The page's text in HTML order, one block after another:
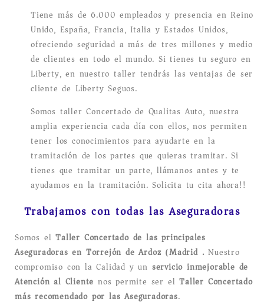
Tiene más de 6.000 empleados y presencia en Reino
Unido, España, Francia, Italia y Estados Unidos,
ofreciendo seguridad a más de tres millones y medio
de clientes en todo el mundo. Si tienes tu seguro en
Liberty, en nuestro taller tendrás las ventajas de ser
cliente de Liberty Seguos.
Somos taller Concertado de Qualitas Auto, nuestra
amplia experiencia cada día con ellos, nos permiten
tener los conocimientos para ayudarte en la
tramitación de los partes que quieras tramitar. Si
tienes que tramitar un parte, llámanos antes y te
ayudamos en la tramitación. Solicita tu cita ahora!!
Trabajamos con todas las Aseguradoras
Somos elTaller Concertado de las principales
Aseguradoras en Torrejón de Ardoz (Madrid).Nuestro
compromiso con la Calidad y un servicio inmejorable de
Atención al Clientenos permite ser elTaller Concertado
más recomendado por las Aseguradoras.